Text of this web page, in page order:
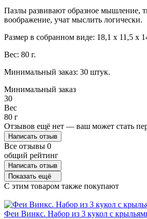
Пазлы развивают образное мышление,
воображение, учат мыслить логически.
Размер в собранном виде: 18,1 х 11,5 х
Вес: 80 г.
Минимальный заказ: 30 штук.
Минимальный заказ
30
Вес
80 г
Отзывов ещё нет — ваш может стать
Написать отзыв
Все отзывы 0
общий рейтинг
Написать отзыв
Показать ещё
C этим товаром также покупают
Феи Винкc. Набор из 3 кукол с